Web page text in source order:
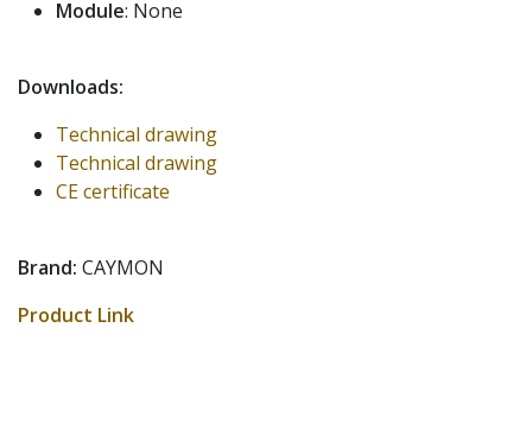
Module: None
Downloads:
Technical drawing
Technical drawing
CE certificate
Brand: CAYMON
Product Link